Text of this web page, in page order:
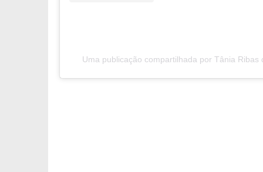
Uma publicação compartilhada por Tânia Ribas